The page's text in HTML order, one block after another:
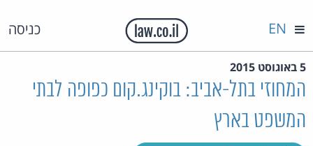
כניסה EN
5 באוגוסט 2015
המחוזי בתל-אביב: בוקינג.קום כפופה לבתי
המשפט בארץ